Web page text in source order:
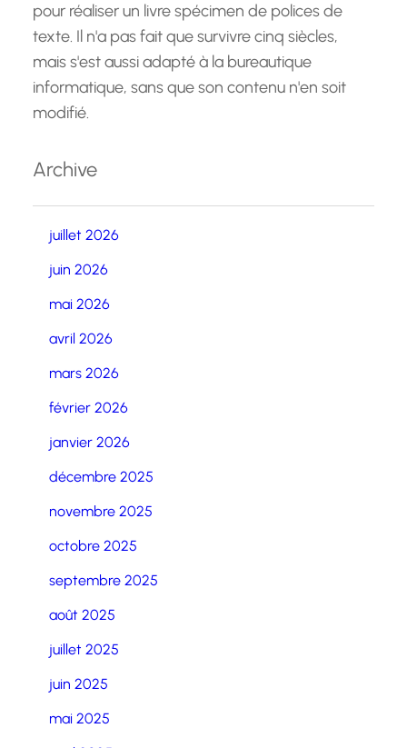
pour réaliser un livre spécimen de polices de
texte. Il n'a pas fait que survivre cinq siècles,
mais s'est aussi adapté à la bureautique
informatique, sans que son contenu n'en soit
modifié.
Archive
juillet 2026
juin 2026
mai 2026
avril 2026
mars 2026
février 2026
janvier 2026
décembre 2025
novembre 2025
octobre 2025
septembre 2025
août 2025
juillet 2025
juin 2025
mai 2025